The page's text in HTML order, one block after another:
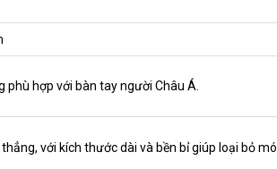
phù hợp với bàn tay người Châu Á.
với kích thước dài và bền bỉ giúp loại bỏ